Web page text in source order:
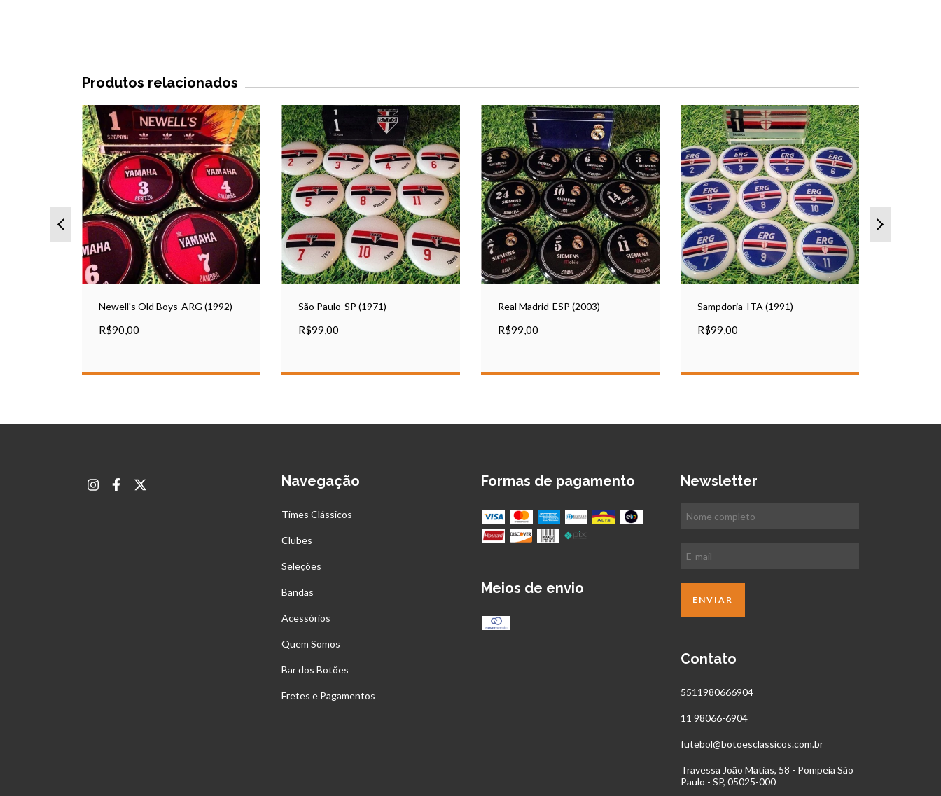
Produtos relacionados
Newell's Old Boys-ARG (1992)
R$90,00
São Paulo-SP (1971)
R$99,00
Real Madrid-ESP (2003)
R$99,00
Sampdoria-ITA (1991)
R$99,00
Navegação
Times Clássicos
Clubes
Seleções
Bandas
Acessórios
Quem Somos
Bar dos Botões
Fretes e Pagamentos
Formas de pagamento
Meios de envio
Newsletter
Contato
5511980666904
11 98066-6904
futebol@botoesclassicos.com.br
Travessa João Matias, 58 - Pompeia São
Paulo - SP, 05025-000